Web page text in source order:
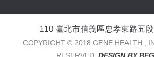
110 臺北市信義區忠孝東路五
COPYRIGHT © 2018 GENE HEALTH ,